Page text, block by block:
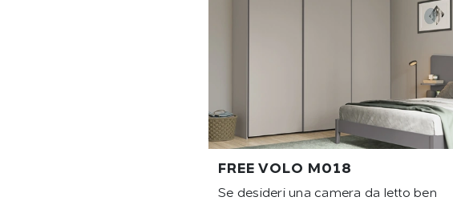
FREE VOLO M018
Se desideri una camera da letto ben